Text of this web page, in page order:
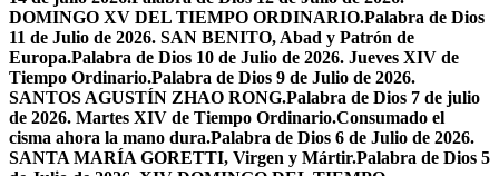
DOMINGO XV DEL TIEMPO ORDINARIO.Palabra de Dios
11 de Julio de 2026. SAN BENITO, Abad y Patrón de
Europa.Palabra de Dios 10 de Julio de 2026. Jueves XIV de
Tiempo Ordinario.Palabra de Dios 9 de Julio de 2026.
SANTOS AGUSTÍN ZHAO RONG.Palabra de Dios 7 de julio
de 2026. Martes XIV de Tiempo Ordinario.Consumado el
cisma ahora la mano dura.Palabra de Dios 6 de Julio de 2026.
SANTA MARÍA GORETTI, Virgen y Mártir.Palabra de Dios 5